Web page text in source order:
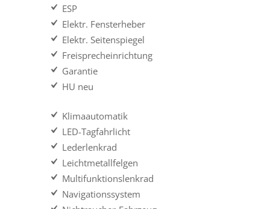
ESP
Elektr. Fensterheber
Elektr. Seitenspiegel
Freisprecheinrichtung
Garantie
HU neu
Klimaautomatik
LED-Tagfahrlicht
Lederlenkrad
Leichtmetallfelgen
Multifunktionslenkrad
Navigationssystem